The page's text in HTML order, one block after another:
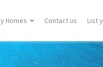
Homes
Canary
Contact us List